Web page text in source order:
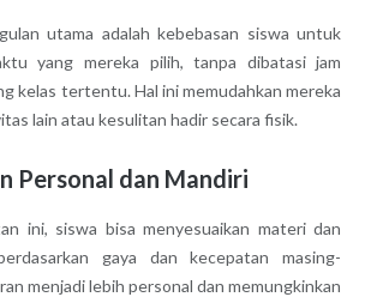
utama adalah kebebasan siswa untuk
yang mereka pilih, tanpa dibatasi jam
kelas tertentu. Hal ini memudahkan mereka
lain atau kesulitan hadir secara fisik.
Personal dan Mandiri
ini, siswa bisa menyesuaikan materi dan
gaya dan kecepatan masing-
menjadi lebih personal dan memungkinkan